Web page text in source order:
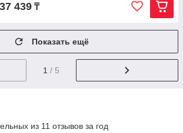
37 439 ₸
Показать ещё
1 / 5
из 11 отзывов за год